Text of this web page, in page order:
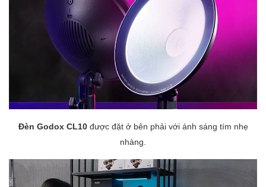
Đèn Godox CL10được đặt ở bên phải với ánh sáng tím nhẹ
nhàng.